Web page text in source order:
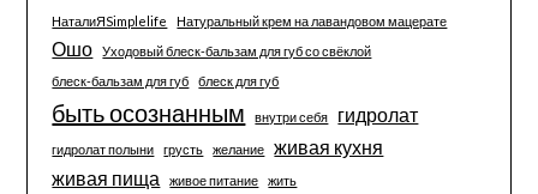
НаталиЯSimplelife Натуральный крем на лавандовом мацерате
Ошо
Уходовый блеск-бальзам для губ со свёклой
блеск-бальзам для губ
блеск для губ
быть осознанным внутри себя гидролат
гидролат полыни грусть желание
живая кухня
живая пища
живое питание жить